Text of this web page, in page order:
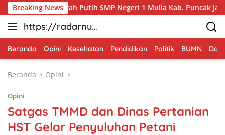
Langsung
ke
konten
Breaking News
Bakti Merah Putih SMP Negeri 1 Mulia Kab. Puncak Jaya
https://radarnus
antara.net
Beranda Opini Kesehatan Pendidikan Politik BUMN
Beranda Opini
Opini
Satgas TMMD dan Dinas Pertanian
HST Gelar Penyuluhan Petani